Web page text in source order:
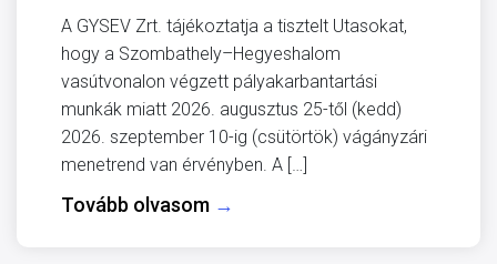
A GYSEV Zrt. tájékoztatja a tisztelt Utasokat,
hogy a Szombathely–Hegyeshalom
vasútvonalon végzett pályakarbantartási
munkák miatt 2026. augusztus 25-től (kedd)
2026. szeptember 10-ig (csütörtök) vágányzári
menetrend van érvényben. A […]
Tovább olvasom →